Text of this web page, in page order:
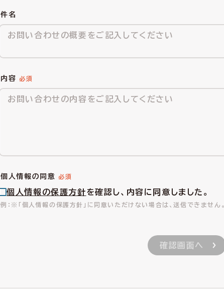
件名
内容
個人情報の同意
個人情報の保護方針を確認し、内容に同意しました。
※「個人情報の保護方針」に同意いただけない場合は、送信できません。